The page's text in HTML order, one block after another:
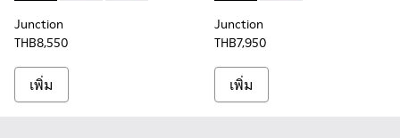
Junction
THB8,550
เพิ่ม
Junction
THB7,950
เพิ่ม